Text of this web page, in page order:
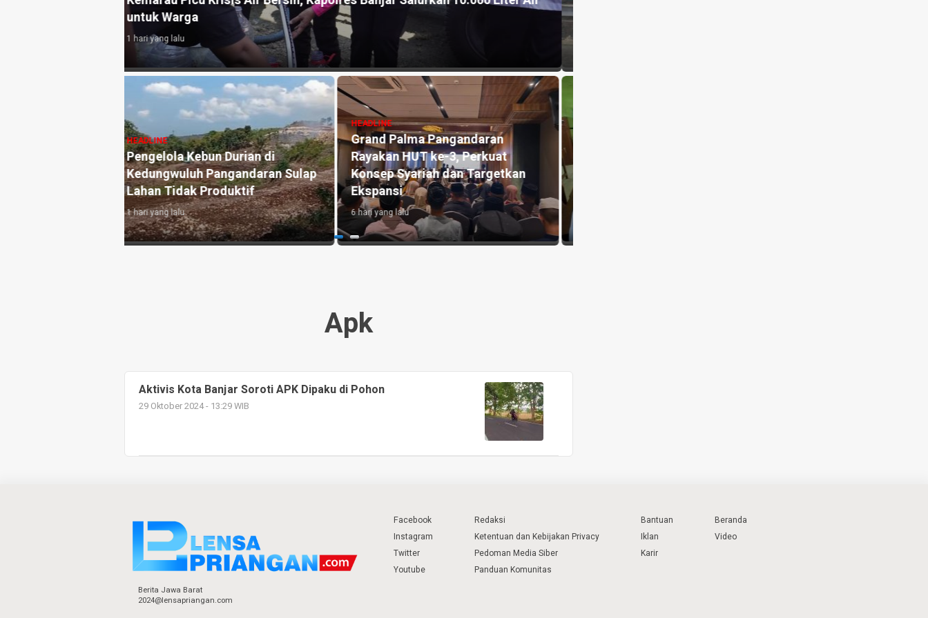
Pangandaran, PGRI, dan BAZNAS
6 hari yang lalu
HEADLINE
Antara Guru dan AI: Peran
Pendidik Tetap Tak Tergantikan
di Era Kecerdasan Artifisial
1 minggu yang lalu
HEADLINE
Manfaat Aplikasi Pronalin Cek,
Bantu Ibu Hamil Kenali Risiko
hingga Siapkan Persalinan Lebih
Aman
1 minggu yang lalu
Apk
Aktivis Kota Banjar Soroti APK Dipaku di Pohon
29 Oktober 2024 - 13:29 WIB
Berita Jawa Barat
2024@lensapriangan.com
Facebook
Instagram
Twitter
Youtube
Redaksi
Ketentuan dan Kebijakan Privacy
Pedoman Media Siber
Panduan Komunitas
Bantuan
Iklan
Karir
Beranda
Video